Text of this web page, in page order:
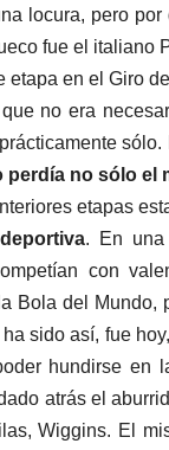
locura, pero
fue el italiano
etapa en el Giro
no era
sólo.
no sólo el
etapas
. En una
con
Bola del Mundo,
sido así, fue
hundirse en
atrás el
Wiggins. El